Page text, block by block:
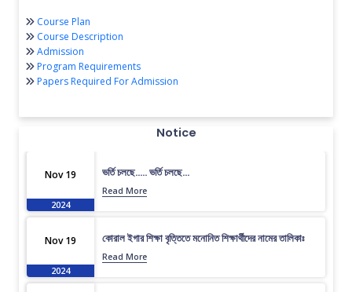
Course Plan
Course Description
Admission
Program Requirements
Papers Required For Admission
Notice
Nov 19
2024
ভর্তি চলছে….. ভর্তি চলছে…
Read More
Nov 19
2024
কোরাল ইগার শিক্ষা বৃত্তিতে মনোনিত শিক্ষার্থীদের নামের তালিকাঃ
Read More